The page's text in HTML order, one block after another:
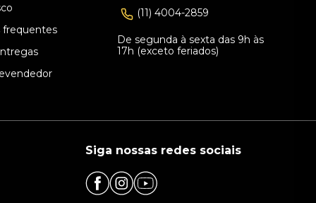
frequentes
(11) 4004-2859
De segunda à sexta das 9h às
17h (exceto feriados)
Siga nossas redes sociais